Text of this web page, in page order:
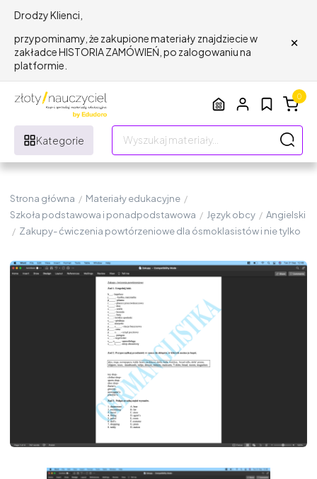
Drodzy Klienci,
przypominamy, że zakupione materiały znajdziecie w
zakładce HISTORIA ZAMÓWIEŃ, po zalogowaniu na
platformie.
×
Kategorie
0
Strona główna / Materiały edukacyjne /
Szkoła podstawowa i ponadpodstawowa / Język obcy / Angielski
/ Zakupy- ćwiczenia powtórzeniowe dla ósmoklasistów i nie tylko